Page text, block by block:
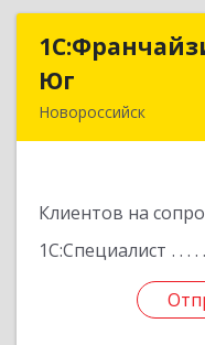
Юг
Новороссийск
Клиентов на
1С:Специалист